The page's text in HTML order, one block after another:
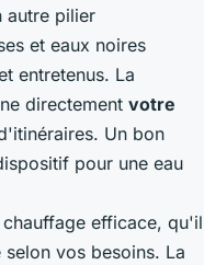
autre pilier
et eaux noires
entretenus. La
directement votre
Un bon
pour une eau
efficace, qu'il
vos besoins. La